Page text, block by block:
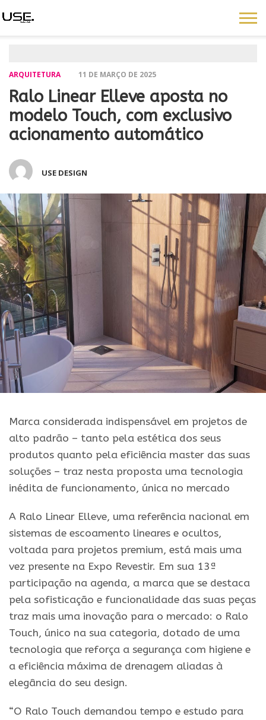
ARQUITETURA 11 DE MARÇO DE 2025
Ralo Linear Elleve aposta no
modelo Touch, com exclusivo
acionamento automático
USE DESIGN
Marca considerada indispensável em projetos de
alto padrão – tanto pela estética dos seus
produtos quanto pela eficiência master das suas
soluções – traz nesta proposta uma tecnologia
inédita de funcionamento, única no mercado
A Ralo Linear Elleve, uma referência nacional em
sistemas de escoamento lineares e ocultos,
voltada para projetos premium, está mais uma
vez presente na Expo Revestir. Em sua 13ª
participação na agenda, a marca que se destaca
pela sofisticação e funcionalidade das suas peças
traz mais uma inovação para o mercado: o Ralo
Touch, único na sua categoria, dotado de uma
tecnologia que reforça a segurança com higiene e
a eficiência máxima de drenagem aliadas à
elegância do seu design.
“O Ralo Touch demandou tempo e estudo para